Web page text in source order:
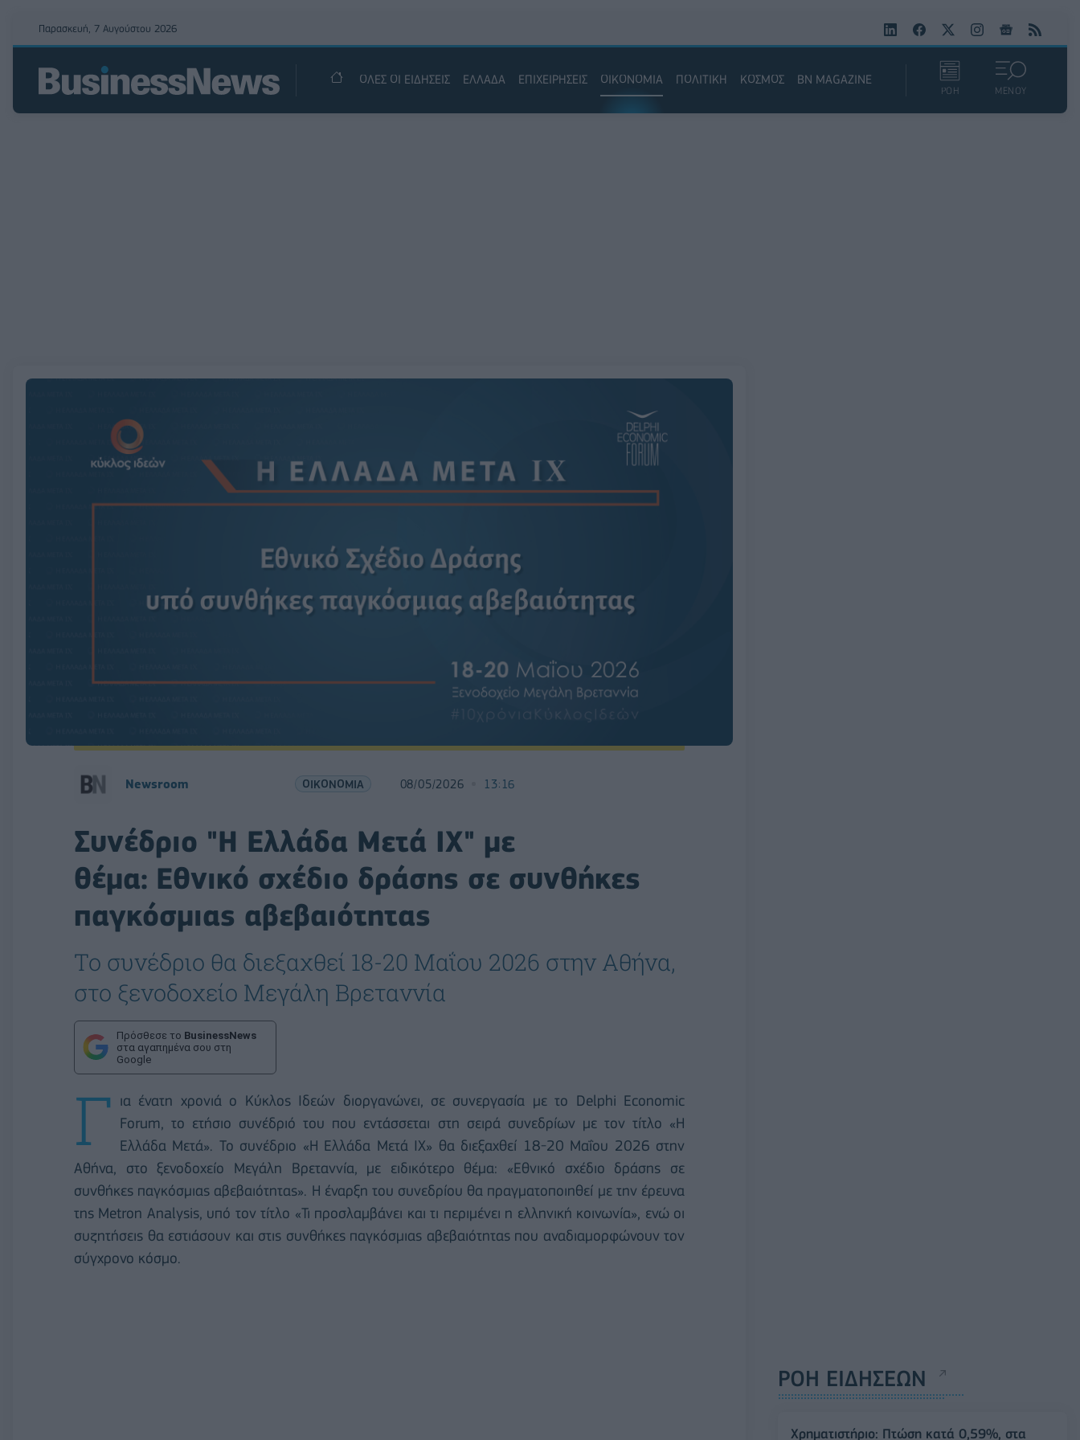
Παρασκευή, 7 Αυγούστου 2026
ΟΛΕΣ ΟΙ ΕΙΔΗΣΕΙΣ ΕΛΛΑΔΑ ΕΠΙΧΕΙΡΗΣΕΙΣ ΟΙΚΟΝΟΜΙΑ ΠΟΛΙΤΙΚΗ ΚΟΣΜΟΣ BN MAGAZINE
ΡΟΗ ΜΕΝΟΥ
Newsroom ΟΙΚΟΝΟΜΙΑ 08/05/2026 13:16
Συνέδριο "Η Ελλάδα Μετά IX" με
θέμα: Εθνικό σχέδιο δράσης σε συνθήκες
παγκόσμιας αβεβαιότητας
Το συνέδριο θα διεξαχθεί 18-20 Μαΐου 2026 στην Αθήνα,
στο ξενοδοχείο Μεγάλη Βρεταννία
Πρόσθεσε το BusinessNews
στα αγαπημένα σου στη
Google
Γ
ια ένατη χρονιά ο Κύκλος Ιδεών διοργανώνει, σε συνεργασία με το Delphi Economic
Forum, το ετήσιο συνέδριό του που εντάσσεται στη σειρά συνεδρίων με τον τίτλο «Η
Ελλάδα Μετά». Το συνέδριο «Η Ελλάδα Μετά IX» θα διεξαχθεί 18-20 Μαΐου 2026 στην
Αθήνα, στο ξενοδοχείο Μεγάλη Βρεταννία, με ειδικότερο θέμα: «Εθνικό σχέδιο δράσης σε
συνθήκες παγκόσμιας αβεβαιότητας». Η έναρξη του συνεδρίου θα πραγματοποιηθεί με την έρευνα
της Metron Analysis, υπό τον τίτλο «Τι προσλαμβάνει και τι περιμένει η ελληνική κοινωνία», ενώ οι
συζητήσεις θα εστιάσουν και στις συνθήκες παγκόσμιας αβεβαιότητας που αναδιαμορφώνουν τον
σύγχρονο κόσμο.
ΡΟΗ ΕΙΔΗΣΕΩΝ
Χρηματιστήριο: Πτώση κατά 0,59%, στα